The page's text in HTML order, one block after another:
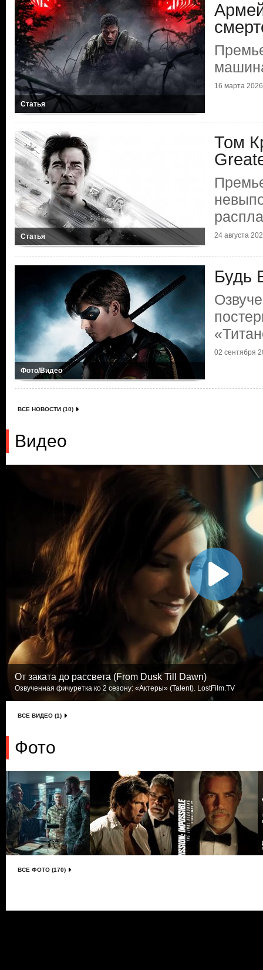
Статья
16 марта 2026
Статья
Том
24 августа
Фото/Видео
Будь
02 сентября
ВСЕ НОВОСТИ (10)
Видео
От заката до рассвета (From Dusk Till Dawn)
Озвученная фичуретка ко 2 сезону: «Актеры» (Talent). LostFilm.TV
ВСЕ ВИДЕО (1)
Фото
ВСЕ ФОТО (170)